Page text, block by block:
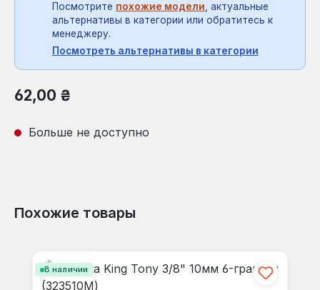
Посмотрите похожие модели, актуальные
альтернативы в категории или обратитесь к
менеджеру.
Посмотреть альтернативы в категории
Обычная цена:
62,00 ₴
Больше не доступно
Похожие товары
В наличии